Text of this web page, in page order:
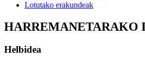
Lotutako erakundeak
HARREMANETARAKO
Helbidea